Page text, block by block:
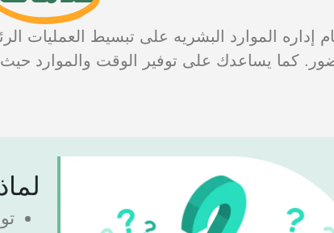
إداره الموارد البشريه على تبسيط العمليات
كما يساعدك على توفير الوقت والموارد حيث